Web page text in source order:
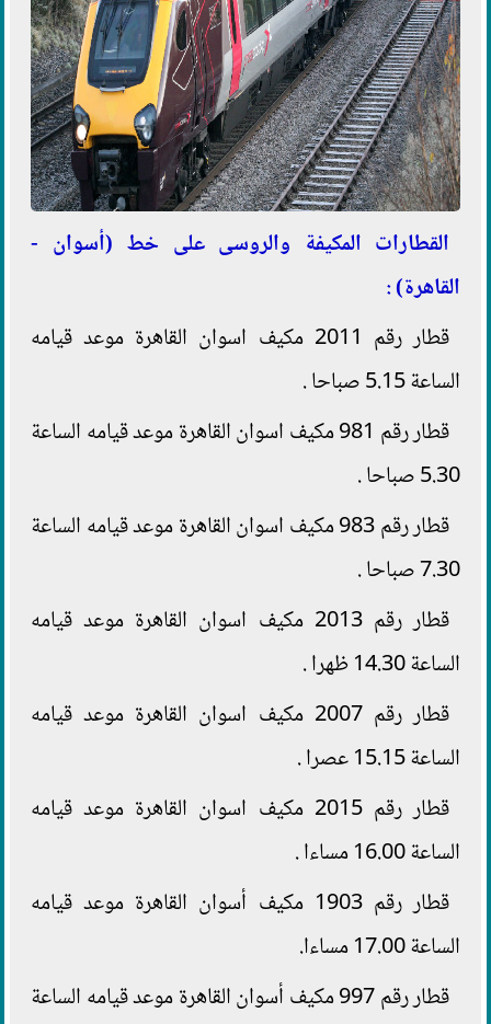
القطارات المكيفة والروسى على خط (أسوان -
القاهرة) :
قطار رقم 2011 مكيف اسوان القاهرة موعد قيامه
الساعة 5.15 صباحا .
قطار رقم 981 مكيف اسوان القاهرة موعد قيامه الساعة
5.30 صباحا .
قطار رقم 983 مكيف اسوان القاهرة موعد قيامه الساعة
7.30 صباحا .
قطار رقم 2013 مكيف اسوان القاهرة موعد قيامه
الساعة 14.30 ظهرا .
قطار رقم 2007 مكيف اسوان القاهرة موعد قيامه
الساعة 15.15 عصرا .
قطار رقم 2015 مكيف اسوان القاهرة موعد قيامه
الساعة 16.00 مساءا .
قطار رقم 1903 مكيف أسوان القاهرة موعد قيامه
الساعة 17.00 مساءا.
قطار رقم 997 مكيف أسوان القاهرة موعد قيامه الساعة